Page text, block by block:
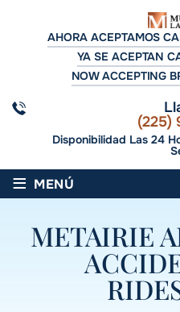
AHORA ACEPTAMOS
YA SE ACEPTAN
NOW ACCEPTING
(225)
Disponibilidad Las 24
≡ MENÚ
METAIRIE